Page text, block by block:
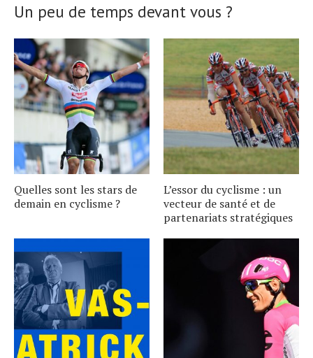
Un peu de temps devant vous ?
Quelles sont les stars de
demain en cyclisme ?
L’essor du cyclisme : un
vecteur de santé et de
partenariats stratégiques